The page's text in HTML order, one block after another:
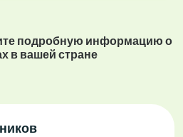
подробную информацию о
в вашей стране